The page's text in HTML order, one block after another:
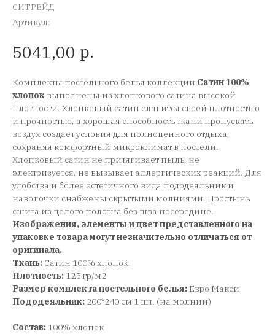
СИТРЕЙД
Артикул:
5041,00 р.
Комплекты постельного белья коллекции Сатин 100%
хлопок выполнены из хлопкового сатина высокой
плотности. Хлопковый сатин славится своей плотностью
и прочностью, а хорошая способность ткани пропускать
воздух создает условия для полноценного отдыха,
сохраняя комфортный микроклимат в постели.
Хлопковый сатин не притягивает пыль, не
электризуется, не вызывает аллергических реакций. Для
удобства и более эстетичного вида пододеяльник и
наволочки снабжены скрытыми молниями. Простынь
сшита из целого полотна без шва посередине.
Изображения, элементы и цвет представленного на
упаковке товара могут незначительно отличаться от
оригинала.
Ткань: Сатин 100% хлопок
Плотность: 125 гр/м2
Размер комплекта постельного белья: Евро Макси
Пододеяльник: 200*240 см 1 шт. (на молнии)
Состав: 100% хлопок